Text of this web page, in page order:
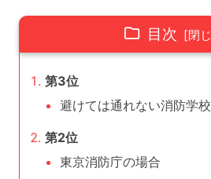
目次
第3位
避けては通れない消防学校
第2位
東京消防庁の場合